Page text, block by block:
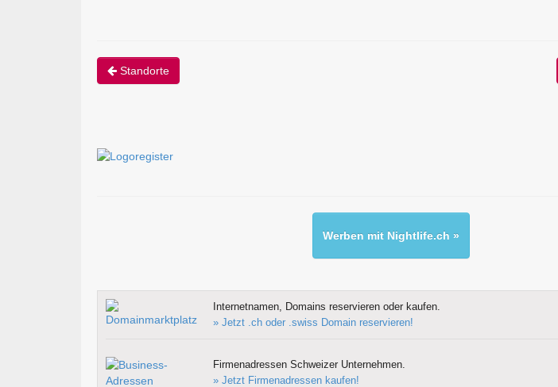
Standorte
Werben mit Nightlife.ch »
Internetnamen, Domains reservieren oder kaufen.
» Jetzt .ch oder .swiss Domain reservieren!
Firmenadressen Schweizer Unternehmen.
» Jetzt Firmenadressen kaufen!